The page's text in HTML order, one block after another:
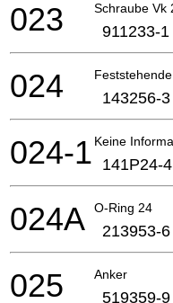
Schraube Vk
023 911233-1
024 143256-3
Keine
024-1 141P24-4
O-Ring 24
024A 213953-6
Anker
025 519359-9